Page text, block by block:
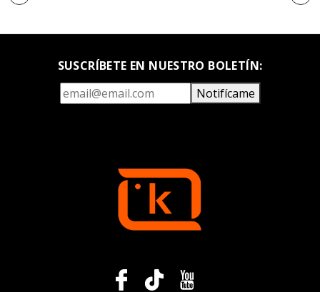
SUSCRÍBETE EN NUESTRO BOLETÍN:
Notifícame